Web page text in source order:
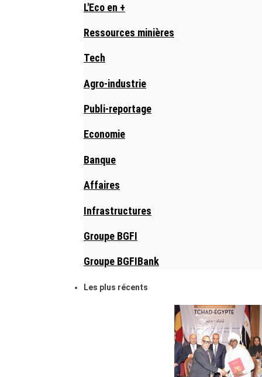
L'Eco en +
Ressources minières
Tech
Agro-industrie
Publi-reportage
Economie
Banque
Affaires
Infrastructures
Groupe BGFI
Groupe BGFIBank
Les plus récents